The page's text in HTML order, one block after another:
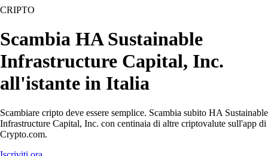
CRIPTO
Scambia HA Sustainable
Infrastructure Capital, Inc.
all'istante in Italia
Scambiare cripto deve essere semplice. Scambia subito HA Sustainable
Infrastructure Capital, Inc. con centinaia di altre criptovalute sull'app di
Crypto.com.